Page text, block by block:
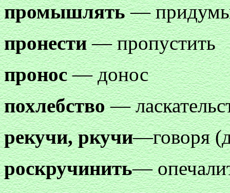
промышлять—
пронести— пропустить
пронос— донос
похлебство—
рекучи, ркучи—говоря
роскручинить—